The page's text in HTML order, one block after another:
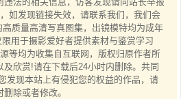
如发现链接失效，请联系我们，我们会
质量高清写真图集，出镜模特均为成年
用于摄影爱好者提供素材与鉴赏学习
等均为收集自互联网，版权归原作者所
欣赏!请在下载后24小时内删除。共同
发现本站上有侵犯您的权益的作品，请
除或者修改。